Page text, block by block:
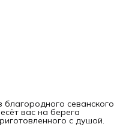
севанского
вас на берега
с душой.